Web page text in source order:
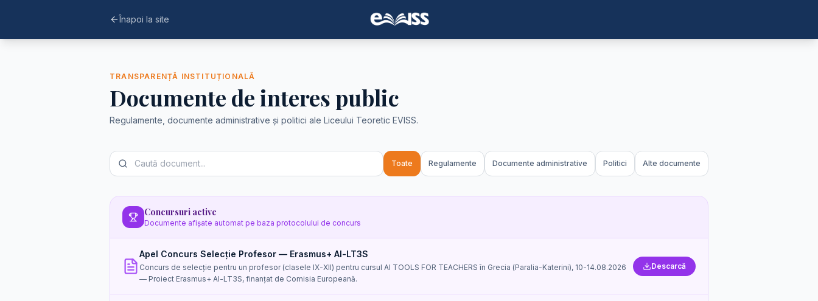
Înapoi la site
TRANSPARENȚĂ INSTITUȚIONALĂ
Documente de interes public
Regulamente, documente administrative și politici ale Liceului Teoretic EVISS.
Toate Regulamente Documente administrative Politici Alte documente
Concursuri active
Documente afișate automat pe baza protocolului de concurs
Apel Concurs Selecție Profesor — Erasmus+ AI-LT3S
Concurs de selecție pentru un profesor (clasele IX-XII) pentru cursul AI TOOLS FOR TEACHERS în Grecia (Paralia-Katerini), 10-14.08.2026
— Proiect Erasmus+ AI-LT3S, finanțat de Comisia Europeană.
Descarcă